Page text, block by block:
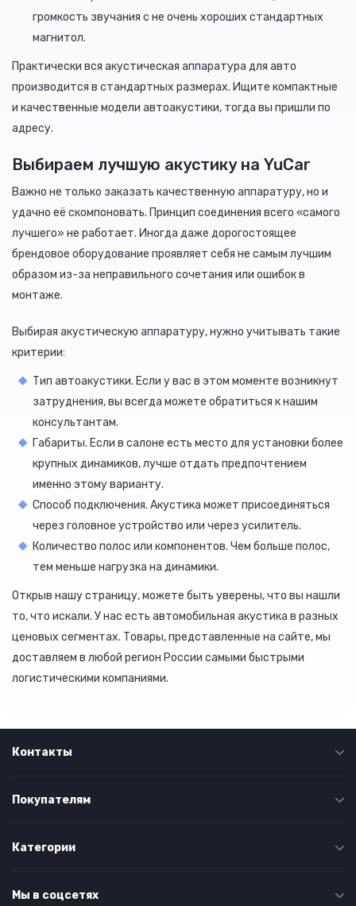
громкость звучания с не очень хороших стандартных
магнитол.
Практически вся акустическая аппаратура для авто
производится в стандартных размерах. Ищите компактные
и качественные модели автоакустики, тогда вы пришли по
адресу.
Выбираем лучшую акустику на YuCar
Важно не только заказать качественную аппаратуру, но и
удачно её скомпоновать. Принцип соединения всего «самого
лучшего» не работает. Иногда даже дорогостоящее
брендовое оборудование проявляет себя не самым лучшим
образом из-за неправильного сочетания или ошибок в
монтаже.
Выбирая акустическую аппаратуру, нужно учитывать такие
критерии:
Тип автоакустики. Если у вас в этом моменте возникнут
затруднения, вы всегда можете обратиться к нашим
консультантам.
Габариты. Если в салоне есть место для установки более
крупных динамиков, лучше отдать предпочтением
именно этому варианту.
Способ подключения. Акустика может присоединяться
через головное устройство или через усилитель.
Количество полос или компонентов. Чем больше полос,
тем меньше нагрузка на динамики.
Открыв нашу страницу, можете быть уверены, что вы нашли
то, что искали. У нас есть автомобильная акустика в разных
ценовых сегментах. Товары, представленные на сайте, мы
доставляем в любой регион России самыми быстрыми
логистическими компаниями.
Контакты
Покупателям
Категории
Мы в соцсетях